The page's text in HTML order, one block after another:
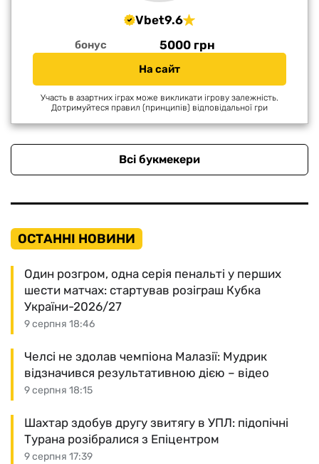
Vbet9.6
бонус 5000 грн
На сайт
Участь в азартних іграх може викликати ігрову залежність.
Дотримуйтеся правил (принципів) відповідальної гри
Всі букмекери
ОСТАННІ НОВИНИ
9 серпня 18:46
Один розгром, одна серія пенальті у перших
шести матчах: стартував розіграш Кубка
України-2026/27
9 серпня 18:15
Челсі не здолав чемпіона Малазії: Мудрик
відзначився результативною дією – відео
9 серпня 17:39
Шахтар здобув другу звитягу в УПЛ: підопічні
Турана розібралися з Епіцентром